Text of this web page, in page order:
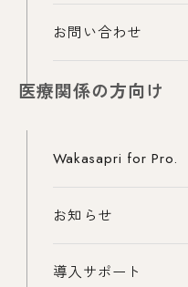
お問い合わせ
医療関係の方向け
Wakasapri for Pro.
お知らせ
導入サポート